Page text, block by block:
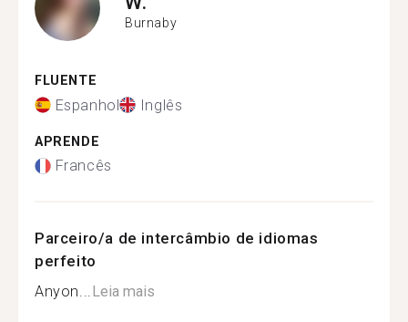
Burnaby
FLUENTE
Espanhol Inglês
APRENDE
Francês
Parceiro/a de intercâmbio de idiomas
perfeito
Anyon...Leia mais